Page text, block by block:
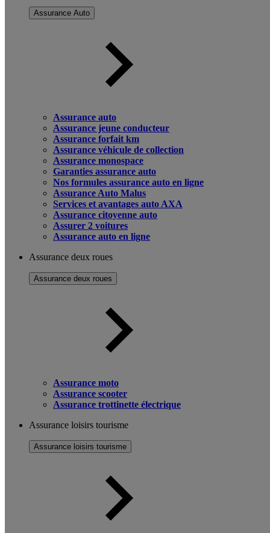
Assurance Auto
Assurance auto
Assurance jeune conducteur
Assurance forfait km
Assurance véhicule de collection
Assurance monospace
Garanties assurance auto
Nos formules assurance auto en ligne
Assurance Auto Malus
Services et avantages auto AXA
Assurance citoyenne auto
Assurer 2 voitures
Assurance auto en ligne
Assurance deux roues
Assurance deux roues
Assurance moto
Assurance scooter
Assurance trottinette électrique
Assurance loisirs tourisme
Assurance loisirs tourisme